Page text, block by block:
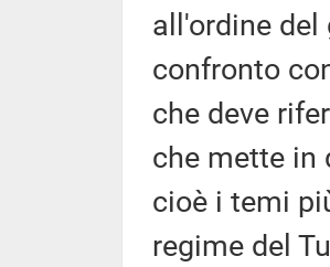
all'ordine
confronto
che deve
che mette in
cioè i temi
regime del